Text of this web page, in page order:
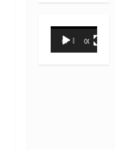
Reproductor
00:00 00:31